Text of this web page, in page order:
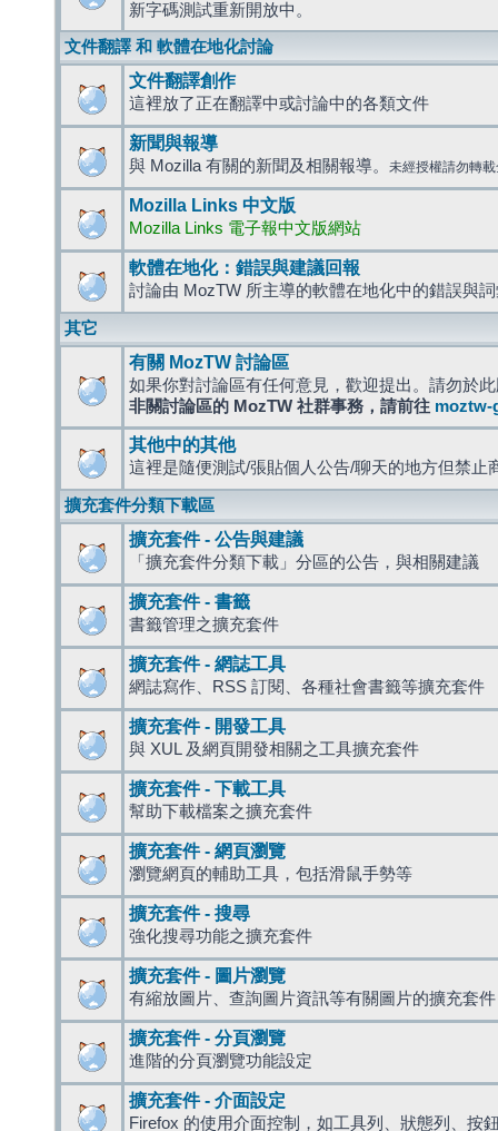
新字碼測試重新開放中。
文件翻譯 和 軟體在地化討論
文件翻譯創作
這裡放了正在翻譯中或討論中的各類文件
新聞與報導
與 Mozilla 有關的新聞及相關報導。 未經授權請勿轉
Mozilla Links 中文版
Mozilla Links 電子報中文版網站
軟體在地化：錯誤與建議回報
討論由 MozTW 所主導的軟體在地化中的錯誤與
其它
有關 MozTW 討論區
如果你對討論區有任何意見，歡迎提出。請勿於
非關討論區的 MozTW 社群事務，請前往 moztw-
其他中的其他
這裡是隨便測試/張貼個人公告/聊天的地方但禁止
擴充套件分類下載區
擴充套件 - 公告與建議
「擴充套件分類下載」分區的公告，與相關建議
擴充套件 - 書籤
書籤管理之擴充套件
擴充套件 - 網誌工具
網誌寫作、RSS 訂閱、各種社會書籤等擴充套件
擴充套件 - 開發工具
與 XUL 及網頁開發相關之工具擴充套件
擴充套件 - 下載工具
幫助下載檔案之擴充套件
擴充套件 - 網頁瀏覽
瀏覽網頁的輔助工具，包括滑鼠手勢等
擴充套件 - 搜尋
強化搜尋功能之擴充套件
擴充套件 - 圖片瀏覽
有縮放圖片、查詢圖片資訊等有關圖片的擴充套件
擴充套件 - 分頁瀏覽
進階的分頁瀏覽功能設定
擴充套件 - 介面設定
Firefox 的使用介面控制，如工具列、狀態列、按